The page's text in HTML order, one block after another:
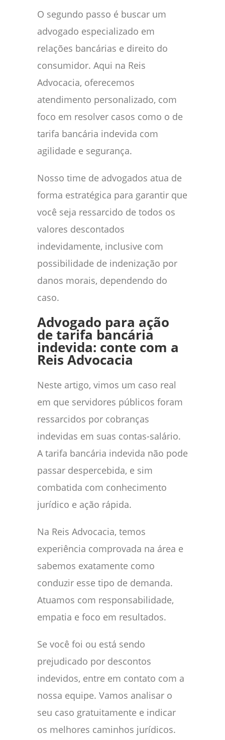
O segundo passo é buscar um
advogado especializado em
relações bancárias e direito do
consumidor. Aqui na Reis
Advocacia, oferecemos
atendimento personalizado, com
foco em resolver casos como o de
tarifa bancária indevida com
agilidade e segurança.
Nosso time de advogados atua de
forma estratégica para garantir que
você seja ressarcido de todos os
valores descontados
indevidamente, inclusive com
possibilidade de indenização por
danos morais, dependendo do
caso.
Advogado para ação
de tarifa bancária
indevida: conte com a
Reis Advocacia
Neste artigo, vimos um caso real
em que servidores públicos foram
ressarcidos por cobranças
indevidas em suas contas-salário.
A tarifa bancária indevida não pode
passar despercebida, e sim
combatida com conhecimento
jurídico e ação rápida.
Na Reis Advocacia, temos
experiência comprovada na área e
sabemos exatamente como
conduzir esse tipo de demanda.
Atuamos com responsabilidade,
empatia e foco em resultados.
Se você foi ou está sendo
prejudicado por descontos
indevidos, entre em contato com a
nossa equipe. Vamos analisar o
seu caso gratuitamente e indicar
os melhores caminhos jurídicos.